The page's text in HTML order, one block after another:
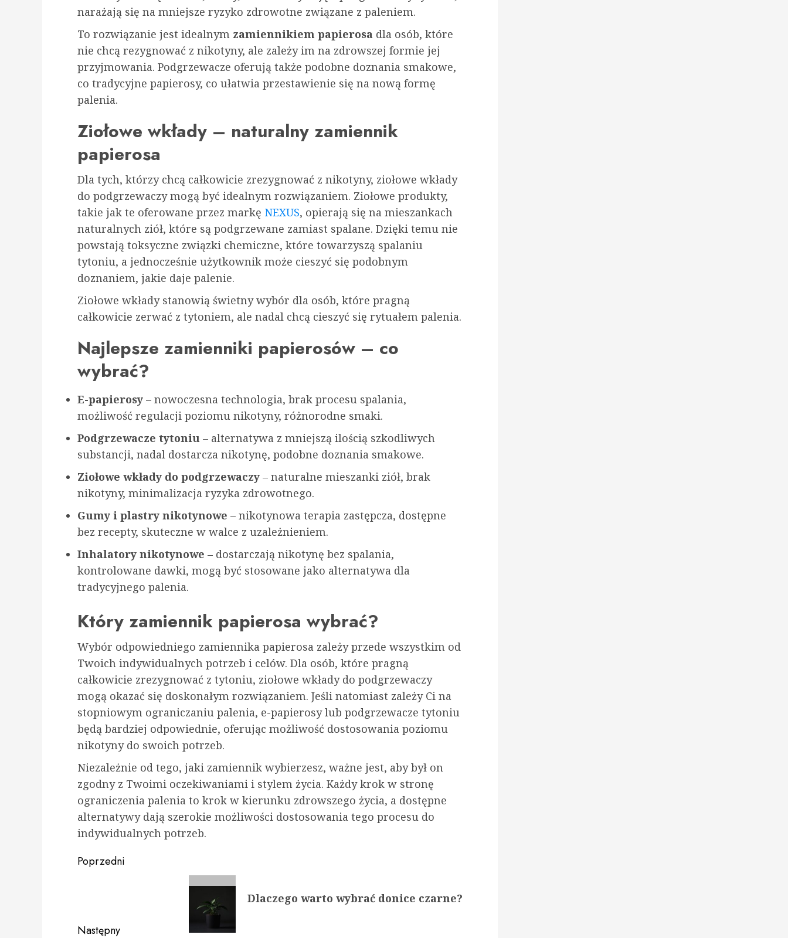
narażają się na mniejsze ryzyko zdrowotne związane z paleniem.
To rozwiązanie jest idealnym zamiennikiem papierosa dla osób, które
nie chcą rezygnować z nikotyny, ale zależy im na zdrowszej formie jej
przyjmowania. Podgrzewacze oferują także podobne doznania smakowe,
co tradycyjne papierosy, co ułatwia przestawienie się na nową formę
palenia.
Ziołowe wkłady – naturalny zamiennik
papierosa
Dla tych, którzy chcą całkowicie zrezygnować z nikotyny, ziołowe wkłady
do podgrzewaczy mogą być idealnym rozwiązaniem. Ziołowe produkty,
takie jak te oferowane przez markę NEXUS, opierają się na mieszankach
naturalnych ziół, które są podgrzewane zamiast spalane. Dzięki temu nie
powstają toksyczne związki chemiczne, które towarzyszą spalaniu
tytoniu, a jednocześnie użytkownik może cieszyć się podobnym
doznaniem, jakie daje palenie.
Ziołowe wkłady stanowią świetny wybór dla osób, które pragną
całkowicie zerwać z tytoniem, ale nadal chcą cieszyć się rytuałem palenia.
Najlepsze zamienniki papierosów – co
wybrać?
E-papierosy – nowoczesna technologia, brak procesu spalania,
możliwość regulacji poziomu nikotyny, różnorodne smaki.
Podgrzewacze tytoniu – alternatywa z mniejszą ilością szkodliwych
substancji, nadal dostarcza nikotynę, podobne doznania smakowe.
Ziołowe wkłady do podgrzewaczy – naturalne mieszanki ziół, brak
nikotyny, minimalizacja ryzyka zdrowotnego.
Gumy i plastry nikotynowe – nikotynowa terapia zastępcza, dostępne
bez recepty, skuteczne w walce z uzależnieniem.
Inhalatory nikotynowe – dostarczają nikotynę bez spalania,
kontrolowane dawki, mogą być stosowane jako alternatywa dla
tradycyjnego palenia.
Który zamiennik papierosa wybrać?
Wybór odpowiedniego zamiennika papierosa zależy przede wszystkim od
Twoich indywidualnych potrzeb i celów. Dla osób, które pragną
całkowicie zrezygnować z tytoniu, ziołowe wkłady do podgrzewaczy
mogą okazać się doskonałym rozwiązaniem. Jeśli natomiast zależy Ci na
stopniowym ograniczaniu palenia, e-papierosy lub podgrzewacze tytoniu
będą bardziej odpowiednie, oferując możliwość dostosowania poziomu
nikotyny do swoich potrzeb.
Niezależnie od tego, jaki zamiennik wybierzesz, ważne jest, aby był on
zgodny z Twoimi oczekiwaniami i stylem życia. Każdy krok w stronę
ograniczenia palenia to krok w kierunku zdrowszego życia, a dostępne
alternatywy dają szerokie możliwości dostosowania tego procesu do
indywidualnych potrzeb.
Zobacz
Poprzedni
Dlaczego warto wybrać donice czarne?
Następny